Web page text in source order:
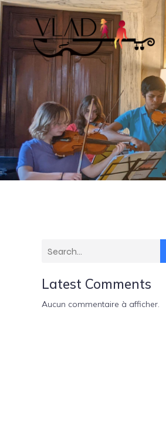
Latest Comments
Aucun commentaire à afficher.